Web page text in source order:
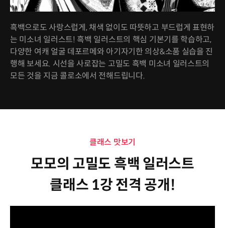
흑백으로도 사랑스럽게, 채색 없이도 따뜻하고 부드럽게 표현하
는 미소녀 일러스트! 흑백 일러스트의 핵심 기본기를 학습하고,
다양한 여캐 얼굴 데포르메와 아기자기한 의상&소품 실습을 진
행해 보세요. 시선을 사로잡는 고밀도 흑백 미소녀 일러스트의
모든 것을 지금 콜로소에서 전해드립니다.
클래스 맛보기
모모의 고밀도 흑백 일러스트
클래스 1강 전격 공개!